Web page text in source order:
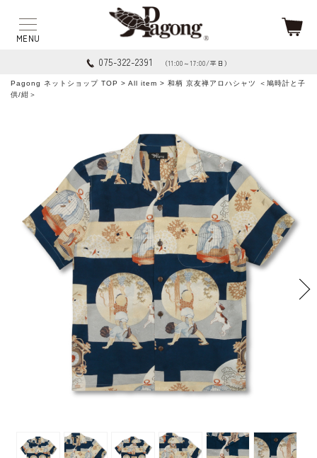
075-322-2391 （11:00～17:00/平日）
Pagong ネットショップ TOP > All item > 和柄 京友禅アロハシャツ ＜鳩時計と子
供/紺＞